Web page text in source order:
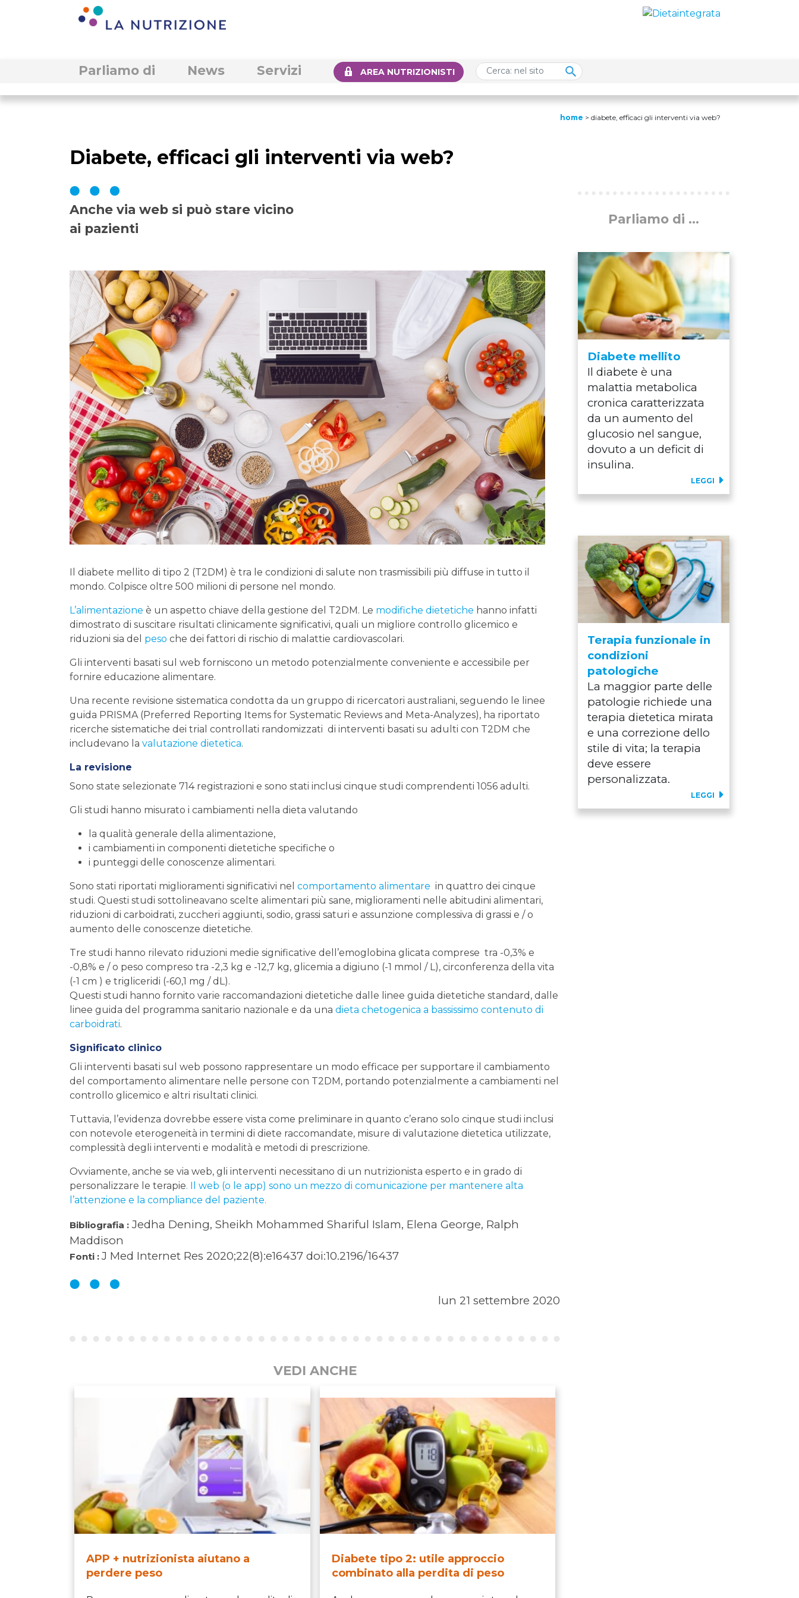
Parliamo di News Servizi AREA NUTRIZIONISTI
home > diabete, efficaci gli interventi via web?
Diabete, efficaci gli interventi via web?
Anche via web si può stare vicino
ai pazienti
Il diabete mellito di tipo 2 (T2DM) è tra le condizioni di salute non trasmissibili più diffuse in tutto il
mondo. Colpisce oltre 500 milioni di persone nel mondo.
L’alimentazione è un aspetto chiave della gestione del T2DM. Le modifiche dietetiche hanno infatti
dimostrato di suscitare risultati clinicamente significativi, quali un migliore controllo glicemico e
riduzioni sia del peso che dei fattori di rischio di malattie cardiovascolari.
Gli interventi basati sul web forniscono un metodo potenzialmente conveniente e accessibile per
fornire educazione alimentare.
Una recente revisione sistematica condotta da un gruppo di ricercatori australiani, seguendo le linee
guida PRISMA (Preferred Reporting Items for Systematic Reviews and Meta-Analyzes), ha riportato
ricerche sistematiche dei trial controllati randomizzati di interventi basati su adulti con T2DM che
includevano la valutazione dietetica.
La revisione
Sono state selezionate 714 registrazioni e sono stati inclusi cinque studi comprendenti 1056 adulti.
Gli studi hanno misurato i cambiamenti nella dieta valutando
la qualità generale della alimentazione,
i cambiamenti in componenti dietetiche specifiche o
i punteggi delle conoscenze alimentari.
Sono stati riportati miglioramenti significativi nel comportamento alimentare in quattro dei cinque
studi. Questi studi sottolineavano scelte alimentari più sane, miglioramenti nelle abitudini alimentari,
riduzioni di carboidrati, zuccheri aggiunti, sodio, grassi saturi e assunzione complessiva di grassi e / o
aumento delle conoscenze dietetiche.
Tre studi hanno rilevato riduzioni medie significative dell’emoglobina glicata comprese tra -0,3% e
-0,8% e / o peso compreso tra -2,3 kg e -12,7 kg, glicemia a digiuno (-1 mmol / L), circonferenza della vita
(-1 cm ) e trigliceridi (-60,1 mg / dL).
Questi studi hanno fornito varie raccomandazioni dietetiche dalle linee guida dietetiche standard, dalle
linee guida del programma sanitario nazionale e da una dieta chetogenica a bassissimo contenuto di
carboidrati.
Significato clinico
Gli interventi basati sul web possono rappresentare un modo efficace per supportare il cambiamento
del comportamento alimentare nelle persone con T2DM, portando potenzialmente a cambiamenti nel
controllo glicemico e altri risultati clinici.
Tuttavia, l’evidenza dovrebbe essere vista come preliminare in quanto c’erano solo cinque studi inclusi
con notevole eterogeneità in termini di diete raccomandate, misure di valutazione dietetica utilizzate,
complessità degli interventi e modalità e metodi di prescrizione.
Ovviamente, anche se via web, gli interventi necessitano di un nutrizionista esperto e in grado di
personalizzare le terapie. Il web (o le app) sono un mezzo di comunicazione per mantenere alta
l’attenzione e la compliance del paziente.
Bibliografia : Jedha Dening, Sheikh Mohammed Shariful Islam, Elena George, Ralph
Maddison
Fonti : J Med Internet Res 2020;22(8):e16437 doi:10.2196/16437
lun 21 settembre 2020
VEDI ANCHE
APP + nutrizionista aiutano a
perdere peso
Diabete tipo 2: utile approccio
combinato alla perdita di peso
Parliamo di ...
Diabete mellito
Il diabete è una
malattia metabolica
cronica caratterizzata
da un aumento del
glucosio nel sangue,
dovuto a un deficit di
insulina.
LEGGI
Terapia funzionale in
condizioni
patologiche
La maggior parte delle
patologie richiede una
terapia dietetica mirata
e una correzione dello
stile di vita; la terapia
deve essere
personalizzata.
LEGGI